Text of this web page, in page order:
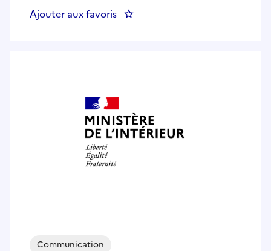
Ajouter aux favoris : Ingénieur qualité gestion des
Communication